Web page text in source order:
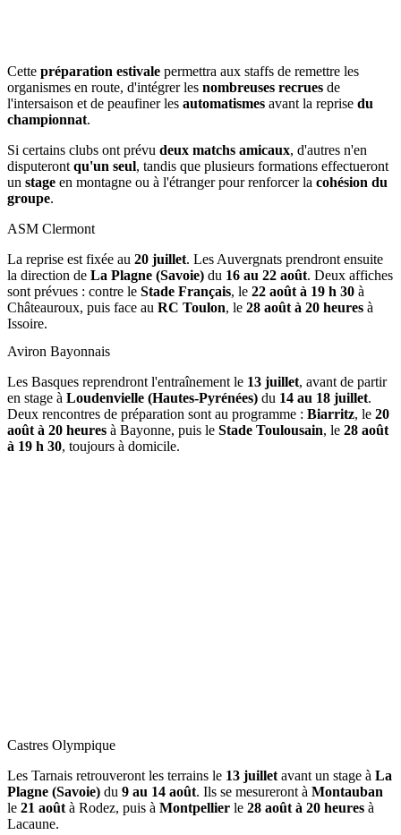
Cette préparation estivale permettra aux staffs de remettre les
organismes en route, d'intégrer les nombreuses recrues de
l'intersaison et de peaufiner les automatismes avant la reprise du
championnat.
Si certains clubs ont prévu deux matchs amicaux, d'autres n'en
disputeront qu'un seul, tandis que plusieurs formations effectueront
un stage en montagne ou à l'étranger pour renforcer la cohésion du
groupe.
ASM Clermont
La reprise est fixée au 20 juillet. Les Auvergnats prendront ensuite
la direction de La Plagne (Savoie) du 16 au 22 août. Deux affiches
sont prévues : contre le Stade Français, le 22 août à 19 h 30 à
Châteauroux, puis face au RC Toulon, le 28 août à 20 heures à
Issoire.
Aviron Bayonnais
Les Basques reprendront l'entraînement le 13 juillet, avant de partir
en stage à Loudenvielle (Hautes-Pyrénées) du 14 au 18 juillet.
Deux rencontres de préparation sont au programme : Biarritz, le 20
août à 20 heures à Bayonne, puis le Stade Toulousain, le 28 août
à 19 h 30, toujours à domicile.
Castres Olympique
Les Tarnais retrouveront les terrains le 13 juillet avant un stage à La
Plagne (Savoie) du 9 au 14 août. Ils se mesureront à Montauban
le 21 août à Rodez, puis à Montpellier le 28 août à 20 heures à
Lacaune.